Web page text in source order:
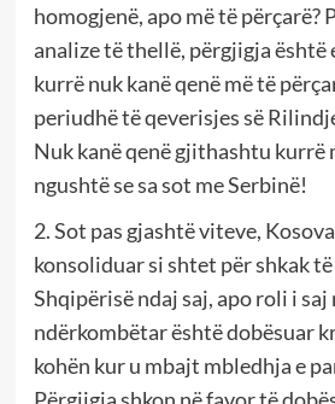
homogjenë, apo më të përçarë?
analize të thellë, përgjigja
kurrë nuk kanë qenë më të
periudhë të qeverisjes së
Nuk kanë qenë gjithashtu kurrë
ngushtë se sa sot me Serbinë!
2. Sot pas gjashtë viteve,
konsoliduar si shtet për shkak
Shqipërisë ndaj saj, apo roli i saj
ndërkombëtar është dobësuar
kohën kur u mbajt mbledhja e